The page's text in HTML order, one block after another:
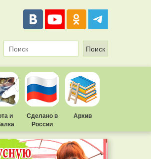
и
Сделано в
России
Архив